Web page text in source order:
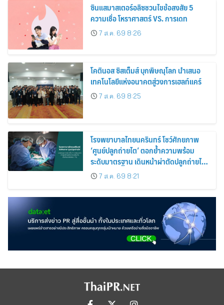
ซินแสมาสเตอร์อลิซชวนไขข้อสงสัย 5
ความเชื่อ โหราศาสตร์ VS. การเดท
7 ส.ค. 69 8:26
โคตินอส ซิสเต็มส์ บุกพิษณุโลก นำเสนอ
เทคโนโลยีแห่งอนาคตสู่วงการเฮลท์แคร์
7 ส.ค. 69 8:25
โรงพยาบาลไทยนครินทร์ โชว์ศักยภาพ
‘ศูนย์ปลูกถ่ายไต’ ตอกย้ำความพร้อม
ระดับมาตรฐาน เดินหน้าผ่าตัดปลูกถ่ายไต
สำเร็จ 2 รายพร้อมกัน จากผู้บริจาคอวัยวะ
รายเดียวกัน
7 ส.ค. 69 8:21